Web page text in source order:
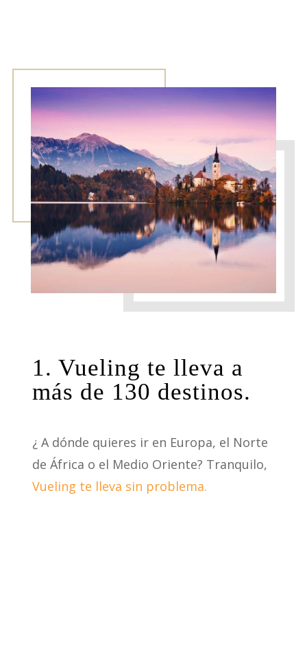
1. Vueling te lleva a
más de 130 destinos.
¿ A dónde quieres ir en Europa, el Norte
de África o el Medio Oriente? Tranquilo,
Vueling te lleva sin problema.